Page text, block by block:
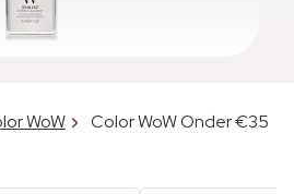
WoW Color WoW Onder €35